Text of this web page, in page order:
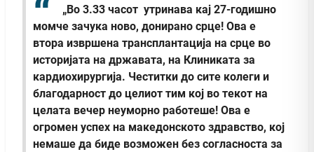
„Во 3.33 часот утринава кај 27-годишно
момче зачука ново, донирано срце! Ова е
втора извршена трансплантација на срце во
историјата на државата, на Клиниката за
кардиохирургија. Честитки до сите колеги и
благодарност до целиот тим кој во текот на
целата вечер неуморно работеше! Ова е
огромен успех на македонското здравство, кој
немаше да биде возможен без согласноста за